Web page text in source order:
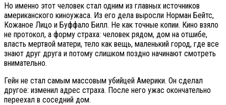
Но именно этот человек стал одним из главных источников
американского киноужаса. Из его дела выросли Норман Бейтс,
Кожаное Лицо и Буффало Билл. Не как точные копии. Кино взяло
не протокол, а форму страха: человек рядом, дом на отшибе,
власть мертвой матери, тело как вещь, маленький город, где все
знают друг друга и потому слишком поздно начинают смотреть
внимательно.
Гейн не стал самым массовым убийцей Америки. Он сделал
другое: изменил адрес страха. После него ужас окончательно
переехал в соседний дом.